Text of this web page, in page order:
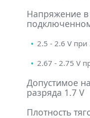
Напряжение
2.5 - 2.6 V при
2.67 - 2.75 V
Допустимое
разряда 1.7 V
Плотность